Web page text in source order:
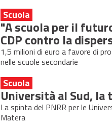
Scuola
"A scuola per il
CDP contro la
1,5 milioni di euro a favore di
nelle scuole secondarie
Scuola
Università al Sud, la
La spinta del PNRR per le
Matera